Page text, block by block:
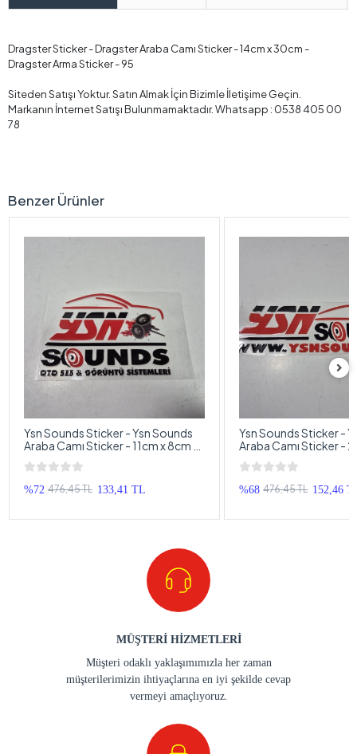
Dragster Sticker - Dragster Araba Camı Sticker - 14cm x 30cm -
Dragster Arma Sticker - 95
Siteden Satışı Yoktur. Satın Almak İçin Bizimle İletişime Geçin.
Markanın İnternet Satışı Bulunmamaktadır. Whatsapp : 0538 405 00
78
Benzer Ürünler
Ysn Sounds Sticker - Ysn Sounds
Araba Camı Sticker - 11cm x 8cm -
Ysn Sounds Arma Sticker
%72 476,45 TL 133,41 TL
Ysn Sounds Sticker -
Araba Camı Sticker -
YsnSoundsCom
%68 476,45 TL 152,46
MÜŞTERİ HİZMETLERİ
Müşteri odaklı yaklaşımımızla her zaman
müşterilerimizin ihtiyaçlarına en iyi şekilde cevap
vermeyi amaçlıyoruz.